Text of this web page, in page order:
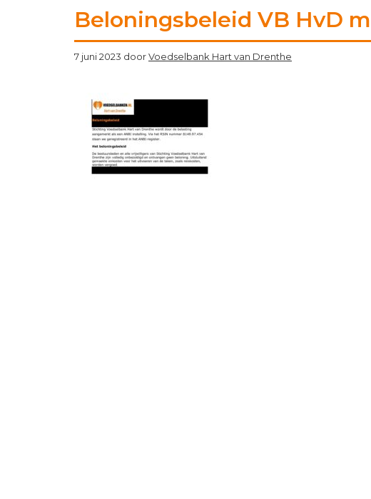
Beloningsbeleid VB HvD
7 juni 2023 doorVoedselbank Hart van Drenthe